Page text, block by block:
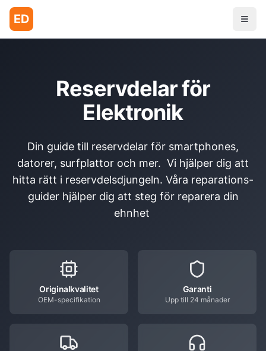
ED
Reservdelar för
Elektronik
Din guide till reservdelar för smartphones,
datorer, surfplattor och mer. Vi hjälper dig att
hitta rätt i reservdelsdjungeln. Våra reparations-
guider hjälper dig att steg för reparera din
ehnhet
Originalkvalitet
OEM-specifikation
Garanti
Upp till 24 månader